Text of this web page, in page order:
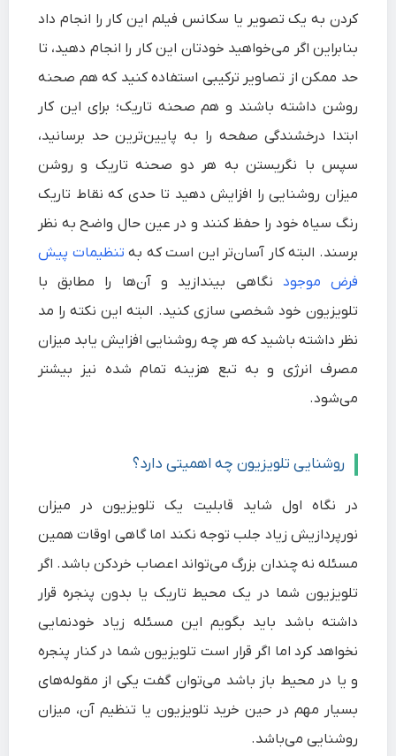
کردن به یک تصویر یا سکانس فیلم این کار را انجام داد
بنابراین اگر می‌خواهید خودتان این کار را انجام دهید، تا
حد ممکن از تصاویر ترکیبی استفاده کنید که هم صحنه
روشن داشته باشند و هم صحنه تاریک؛ برای این کار
ابتدا درخشندگی صفحه را به پایین‌ترین حد برسانید،
سپس با نگریستن به هر دو صحنه تاریک و روشن
میزان روشنایی را افزایش دهید تا حدی که نقاط تاریک
رنگ سیاه خود را حفظ کنند و در عین حال واضح به نظر
برسند. البته کار آسان‌تر این است که به تنظیمات پیش
فرض موجود نگاهی بیندازید و آن‌ها را مطابق با
تلویزیون خود شخصی سازی کنید. البته این نکته را مد
نظر داشته باشید که هر چه روشنایی افزایش یابد میزان
مصرف انرژی و به تبع هزینه تمام شده نیز بیشتر
می‌شود.
روشنایی تلویزیون چه اهمیتی دارد؟
در نگاه اول شاید قابلیت یک تلویزیون در میزان
نورپردازیش زیاد جلب توجه نکند اما گاهی اوقات همین
مسئله نه چندان بزرگ می‌تواند اعصاب خردکن باشد. اگر
تلویزیون شما در یک محیط تاریک یا بدون پنجره قرار
داشته باشد باید بگویم این مسئله زیاد خودنمایی
نخواهد کرد اما اگر قرار است تلویزیون شما در کنار پنجره
و یا در محیط باز باشد می‌توان گفت یکی از مقوله‌های
بسیار مهم در حین خرید تلویزیون یا تنظیم آن، میزان
روشنایی می‌باشد.